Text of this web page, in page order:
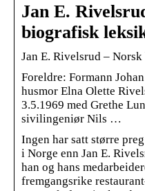
Jan E.
biografisk
Jan E. Rivelsrud –
Foreldre: Formann
husmor Elna Olette
3.5.1969 med Grethe
sivilingeniør Nils …
Ingen har satt større
i Norge enn Jan E.
han og hans
fremgangsrike